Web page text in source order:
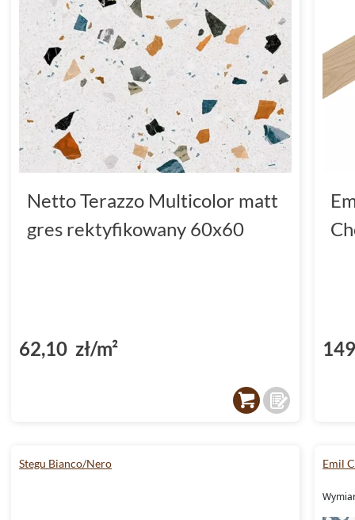
Netto Terazzo Multicolor matt
gres rektyfikowany 60x60
62,10 zł/m²
Stegu Bianco/Nero Emil